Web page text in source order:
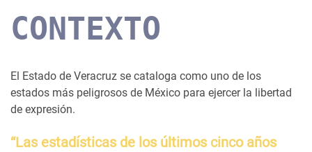
CONTEXTO
El Estado de Veracruz se cataloga como uno de los
estados más peligrosos de México para ejercer la libertad
de expresión.
“Las estadísticas de los últimos cinco años